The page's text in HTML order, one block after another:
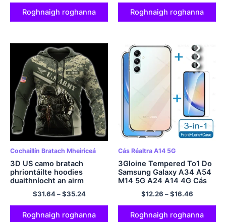
Roghnaigh roghanna Roghnaigh roghanna
Cochaillín Bratach Mheiriceá
3D US camo bratach
phriontáilte hoodies
duaithníocht an airm
veteran grafaic mhíleata
allais cochaill kid faisean
faisean sráide bairr
pullover
$31.64–$35.24
Roghnaigh roghanna
Cás Réaltra A14 5G
3Gloine Tempered To1 Do
Samsung Galaxy A34 A54
M14 5G A24 A14 4G Cás
Clúdach Bog Glan
SamsungA34 A 34
Cosantóir Scáileán
Ceamara
$12.26 –$16.46
Roghnaigh roghanna